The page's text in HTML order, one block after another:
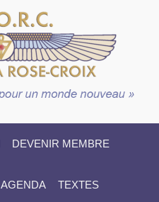
DEVENIR MEMBRE
AGENDA TEXTES